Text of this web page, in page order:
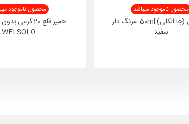
محصول ناموجود میباشد
جا مایعی (جا الکلی) 50ml سرنگ دار
سفید
محصول ناموجود
خمیر قلع 20
WELSOLO